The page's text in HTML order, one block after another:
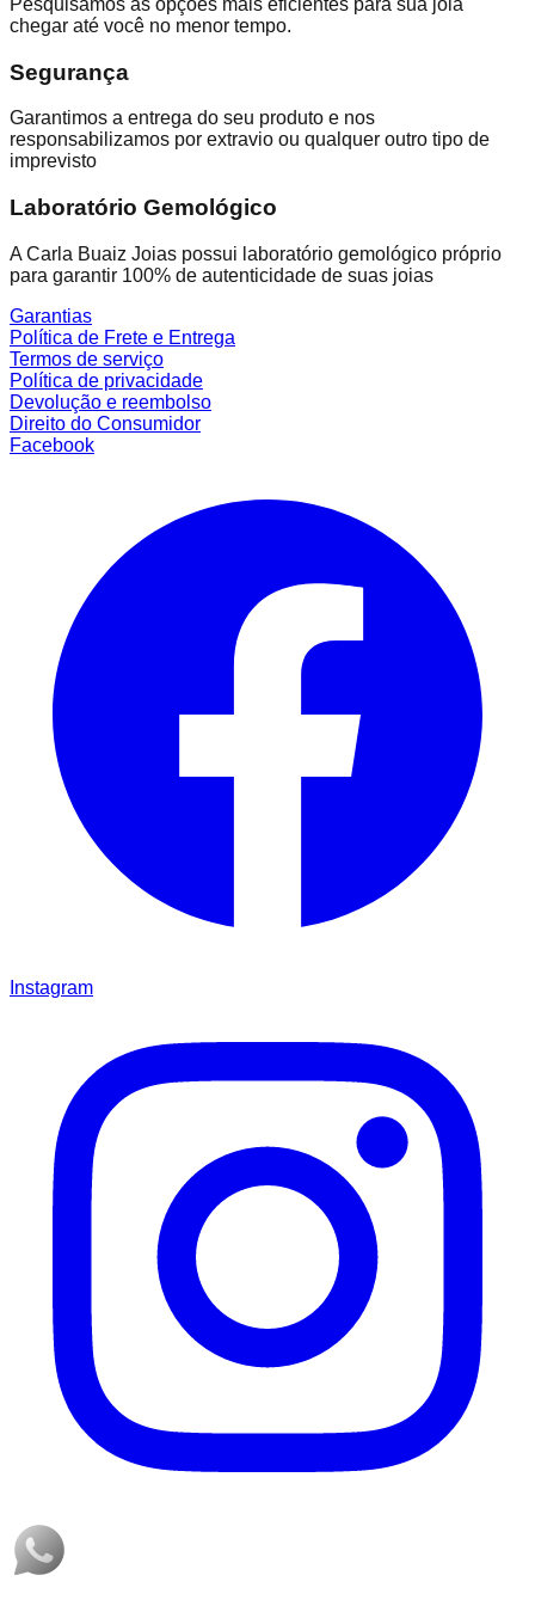
Pesquisamos as opções mais eficientes para sua joia
chegar até você no menor tempo.
Segurança
Garantimos a entrega do seu produto e nos
responsabilizamos por extravio ou qualquer outro tipo de
imprevisto
Laboratório Gemológico
A Carla Buaiz Joias possui laboratório gemológico próprio
para garantir 100% de autenticidade de suas joias
Garantias
Política de Frete e Entrega
Termos de serviço
Política de privacidade
Devolução e reembolso
Direito do Consumidor
Facebook
Instagram